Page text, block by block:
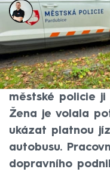
Bohuslav Štěpánek
14. říj 2025, 14:42
Otřesnou
pardubického
během jejího
městské policie
Žena je volala
ukázat platnou
autobusu.
dopravního